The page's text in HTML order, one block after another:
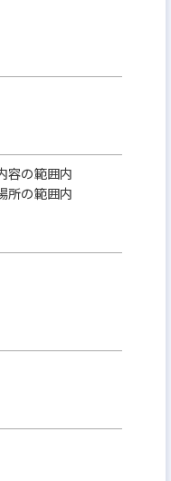
容の範囲内
所の範囲内